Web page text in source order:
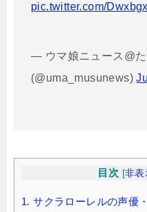
pic.twitter.com/
— ウマ娘ニュース@
(@uma_musunews)
目次 [非表
1. サクラローレルの声優